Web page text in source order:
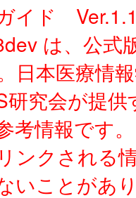
イド
は、公式
日本医療情
研究会が提供
考情報です
ンクされる
いことがあ